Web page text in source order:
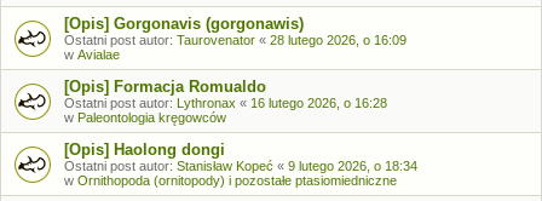
[Opis] Gorgonavis (gorgonawis)
Ostatni post autor: Taurovenator « 28 lutego 2026, o 16:09
w Avialae
[Opis] Formacja Romualdo
Ostatni post autor: Lythronax « 16 lutego 2026, o 16:28
w Paleontologia kręgowców
[Opis] Haolong dongi
Ostatni post autor: Stanisław Kopeć « 9 lutego 2026, o 18:34
w Ornithopoda (ornitopody) i pozostałe ptasiomiedniczne